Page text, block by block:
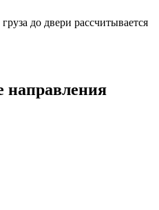
до двери рассчитывается
направления